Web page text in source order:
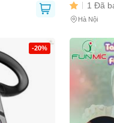
1 Đã
Hà Nội
-20%